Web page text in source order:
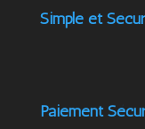
Simple et
Paiement